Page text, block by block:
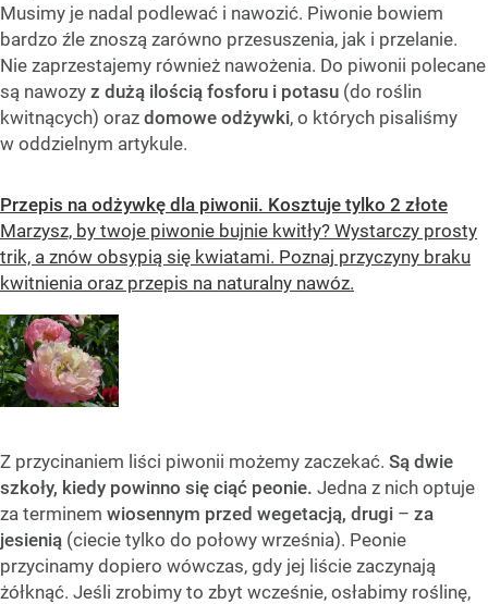
Musimy je nadal podlewać i nawozić. Piwonie bowiem
bardzo źle znoszą zarówno przesuszenia, jak i przelanie.
Nie zaprzestajemy również nawożenia. Do piwonii polecane
są nawozy z dużą ilością fosforu i potasu (do roślin
kwitnących) oraz domowe odżywki, o których pisaliśmy
w oddzielnym artykule.
Przepis na odżywkę dla piwonii. Kosztuje tylko 2 złote
Marzysz, by twoje piwonie bujnie kwitły? Wystarczy prosty
trik, a znów obsypią się kwiatami. Poznaj przyczyny braku
kwitnienia oraz przepis na naturalny nawóz.
Z przycinaniem liści piwonii możemy zaczekać. Są dwie
szkoły, kiedy powinno się ciąć peonie. Jedna z nich optuje
za terminem wiosennym przed wegetacją, drugi – za
jesienią (ciecie tylko do połowy września). Peonie
przycinamy dopiero wówczas, gdy jej liście zaczynają
żółknąć. Jeśli zrobimy to zbyt wcześnie, osłabimy roślinę,